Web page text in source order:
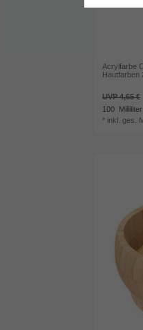
Acrylfarbe
Hautfarben
UVP 4,65 €
100 Milliliter
* inkl. ges.